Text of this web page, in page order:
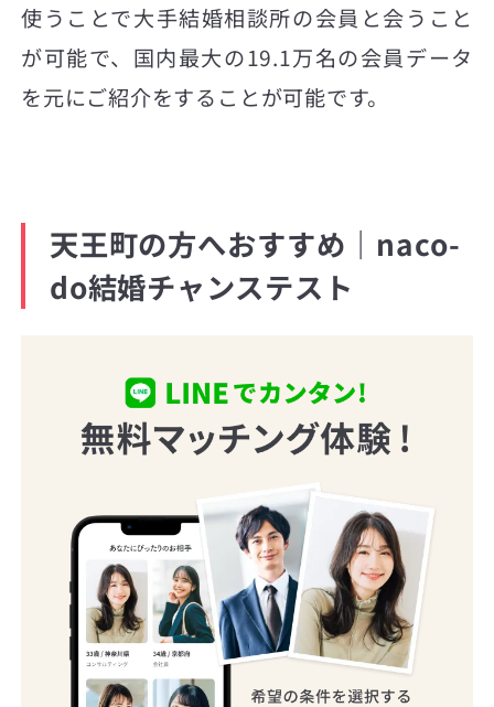
使うことで大手結婚相談所の会員と会うこと
が可能で、国内最大の19.1万名の会員データ
を元にご紹介をすることが可能です。
天王町の方へおすすめ｜naco-
do結婚チャンステスト